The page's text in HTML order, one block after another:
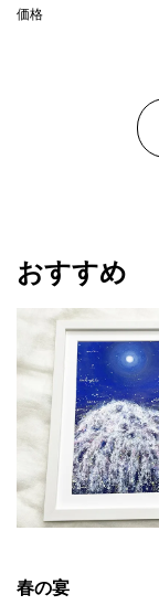
価格
おすすめ
春の宴